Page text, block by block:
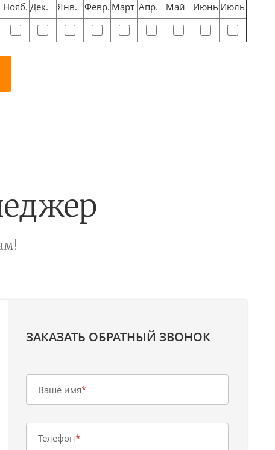
Нояб. Дек. Янв. Февр. Март Апр. Май Июнь Июль
ЗАКАЗАТЬ ОБРАТНЫЙ ЗВОНОК
Ваше имя*
Телефон*